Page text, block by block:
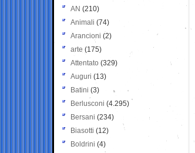
AN (210)
Animali (74)
Arancioni (2)
arte (175)
Attentato (329)
Auguri (13)
Batini (3)
Berlusconi (4.295)
Bersani (234)
Biasotti (12)
Boldrini (4)